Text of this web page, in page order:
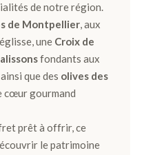
de notre région.
de Montpellier, aux
une Croix de
fondants aux
que des olives des
cœur gourmand
prêt à offrir, ce
le patrimoine